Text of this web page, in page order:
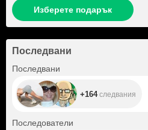
Изберете подарък
Последвани
Последвани
+164следвания
Последователи